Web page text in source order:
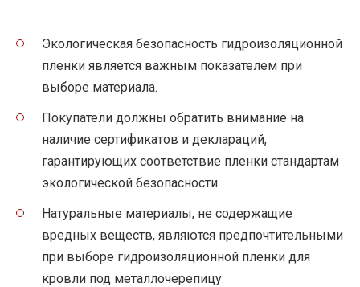
Экологическая безопасность гидроизоляционной
пленки является важным показателем при
выборе материала.
Покупатели должны обратить внимание на
наличие сертификатов и деклараций,
гарантирующих соответствие пленки стандартам
экологической безопасности.
Натуральные материалы, не содержащие
вредных веществ, являются предпочтительными
при выборе гидроизоляционной пленки для
кровли под металлочерепицу.